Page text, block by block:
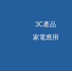
3C產品
家電應用